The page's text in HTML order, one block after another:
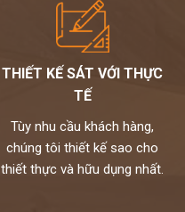
THIẾT KẾ SÁT VỚI THỰC
TẾ
Tùy nhu cầu khách hàng,
chúng tôi thiết kế sao cho
thiết thực và hữu dụng nhất.